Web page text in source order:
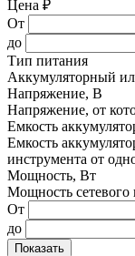
Цена ₽
От
до
Тип питания
Аккумуляторный
Напряжение, В
Напряжение, от
Емкость
Емкость
инструмента от
Мощность, Вт
Мощность сетевого
От
до
Показать